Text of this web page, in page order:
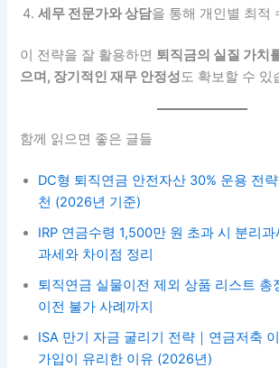
세무 전문가와 상담을 통해 개인별 최적
이 전략을 잘 활용하면 퇴직금의 실질 가치
으며, 장기적인 재무 안정성도 확보할 수 있
함께 읽으면 좋은 글들
DC형 퇴직연금 안전자산 30% 운용 전
천 (2026년 기준)
IRP 연금수령 1,500만 원 초과 시 분리
과세와 차이점 정리
퇴직연금 실물이전 제외 상품 리스트 총
이전 불가 사례까지
ISA 만기 자금 굴리기 전략｜연금저축
가입이 유리한 이유 (2026년)